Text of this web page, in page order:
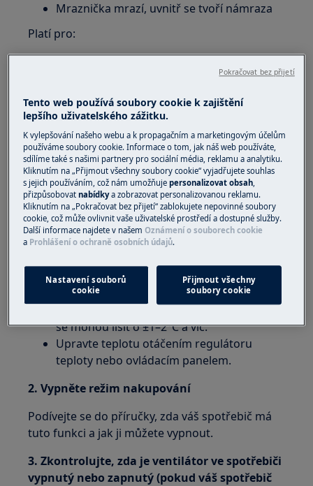
Mraznička mrazí, uvnitř se tvoří námraza
Platí pro:
Řešení:
1. Zkontrolujte, zda spotřebič správně chladí
Změřte teplotu teploměrem ve sklenici
vody uvnitř chladničky.
Chladnička funguje správně, je-li teplota v
chladničce v rozmezí +4 to +5°C.
Základní teplota potravin je důležitější, než
teplota vzduchu v chladničce, protože
chladícího cyklu (mezi nastartováním a
zastavením kompresoru chladničky).
Vezměte na vědomí, že levnější teploměry
se mohou lišit o ±1–2°C a víc.
Upravte teplotu otáčením regulátoru
teploty nebo ovládacím panelem.
2. Vypněte režim nakupování
Podívejte se do příručky, zda váš spotřebič má
tuto funkci a jak ji můžete vypnout.
3. Zkontrolujte, zda je ventilátor ve spotřebiči
vypnutý nebo zapnutý (pokud váš spotřebič
Tento web používá soubory cookie k zajištění
lepšího uživatelského zážitku.
K vylepšování našeho webu a k propagačním a marketingovým účelům
používáme soubory cookie. Informace o tom, jak náš web používáte,
sdílíme také s našimi partnery pro sociální média, reklamu a analytiku.
Kliknutím na „Přijmout všechny soubory cookie“ vyjadřujete souhlas
s jejich používáním, což nám umožňujepersonalizovat obsah
přizpůsobovatnabídkya zobrazovat personalizovanou reklamu.
Kliknutím na „Pokračovat bez přijetí“ zablokujete nepovinné soubory
cookie, což může ovlivnit vaše uživatelské prostředí a dostupné služby.
Další informace najdete v našemOznámení o souborech cookie
a Prohlášení o ochraně osobních údajů.
Nastavení souborů
cookie
Přijmout všechny
soubory cookie
Pokračovat bez přijetí